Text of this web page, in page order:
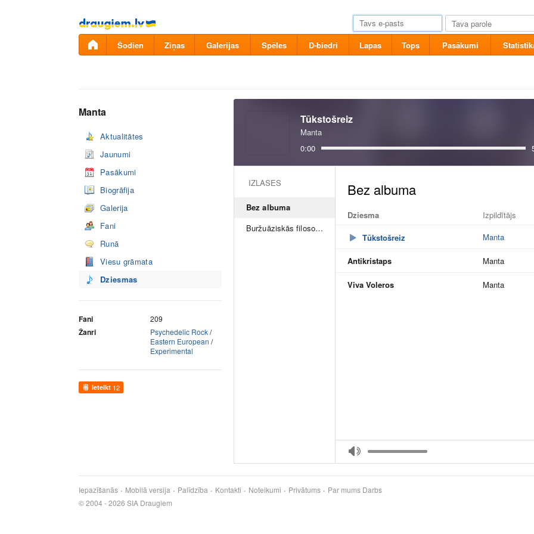
Pāriet
uz
saturu
Šodien Ziņas Galerijas Spēles D-biedri Lapas Tops Pasākumi
Manta
Aktualitātes
Jaunumi
Pasākumi
Biogrāfija
Galerija
Fani
Runā
Viesu grāmata
Dziesmas
Fani 209
Žanri Psychedelic Rock/
Eastern European /
Experimental
Ieteikt 12
Tūkstošreiz
Manta
0:00
IZLASES
Bez albuma
Buržuāziskās filosofijas marasms četrām balsīm ar ansambli
Dziesma Izpildītājs
Tūkstošreiz Manta
Antikristaps Manta
Viva Voleros Manta
Iepazīšanās Mobilā versija Palīdzība Kontakti Noteikumi Privātums Par mums Darbs
© 2004 - 2026 SIA Draugiem